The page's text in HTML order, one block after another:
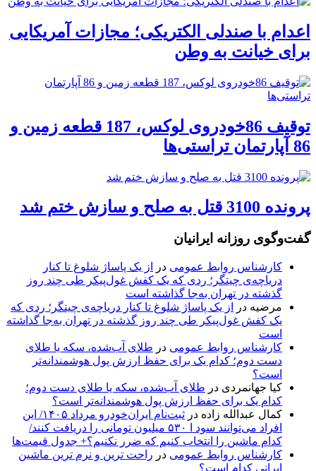
اعدام با صندلی الکتریکی؛ مجازات آمریکایی
برای خیانت به وطن
توقیف 86خودروی لوکس، 187 قطعه زمین و
86 آپارتمان تراستی‌ها
پرونده 3100 قتل به صلح و سازش ختم شد
گفت‌وگوی روزانه ایرانیان
کارشناس روابط عمومی در
از یک پاساژ شلوغ تا کنار
دریاچه‌ی چیتگر؛ ردی که یک کفش غول‌پیکر طی چند روز
گذشته در تهران به‌جا گذاشته است
مرضیه در
از یک پاساژ شلوغ تا کنار دریاچه‌ی چیتگر؛ ردی که
یک کفش غول‌پیکر طی چند روز گذشته در تهران به‌جا گذاشته
است
کارشناس روابط عمومی در طلای آب‌شده، سکه یا طلای
دست دوم؛ کدام یک برای حفظ ارزش پول هوشمندانه‌تر
است؟
کیا جهانمردی در طلای آب‌شده، سکه یا طلای دست دوم؛
کدام یک برای حفظ ارزش پول هوشمندانه‌تر است؟
کمال عبدالله زاده در
ثبت‌نام ایران‌خودرو مرداد ۱۴۰۵/ این
افراد می‌توانند سود ا ۵۳۰ میلیون تومانی را دریافت کنند/
کدام ماشین را انتخاب کنیم که ضرر نکنیم؟+ جدول قیمت‌ها
کارشناس روابط عمومی در راحت ترین و نرم ترین ماشین
ایرانی کدام است؟